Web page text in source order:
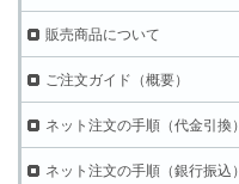
販売商品について
ご注文ガイド（概要）
ネット注文の手順（代金引換）
ネット注文の手順（銀行振込）